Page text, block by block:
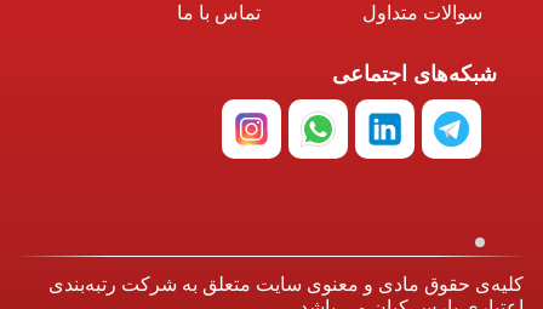
سوالات متداول
تماس با ما
شبکه‌های اجتماعی
کلیه‌ی حقوق مادی و معنوی سایت متعلق به شرکت رتبه‌بندی